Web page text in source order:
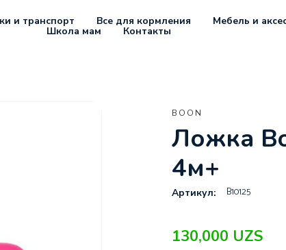
и транспорт Все для кормления Мебель и
Школа мам Контакты
BOON
Ложка
4м+
Артикул: B10125
130,000 UZS